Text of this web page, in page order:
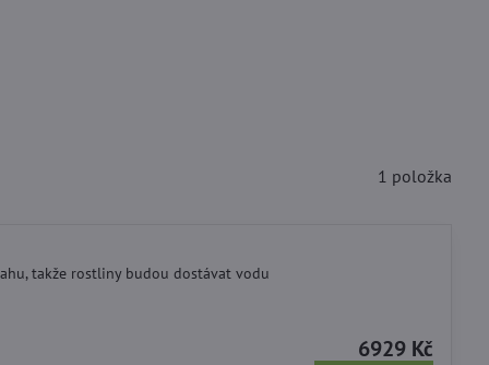
1 položka
takže rostliny budou dostávat vodu
6929 Kč